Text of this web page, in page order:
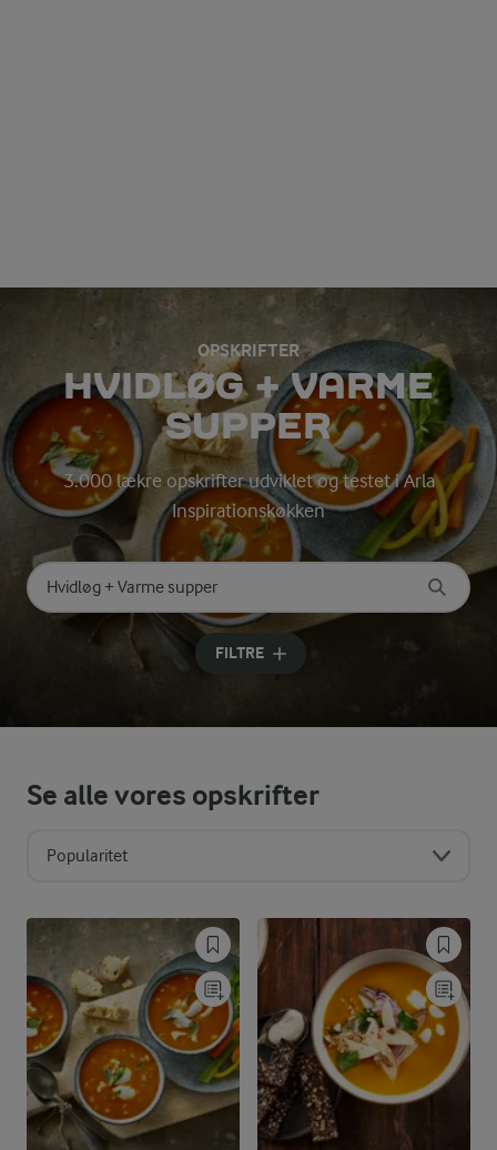
OPSKRIFTER
HVIDLØG + VARME
SUPPER
3.000 lækre opskrifter udviklet og testet i Arla
Inspirationskøkken
Søg på kategori
Indtast søgeord for at søge
FILTRE
Se alle vores opskrifter
Popularitet